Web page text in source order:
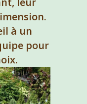
à un
pour